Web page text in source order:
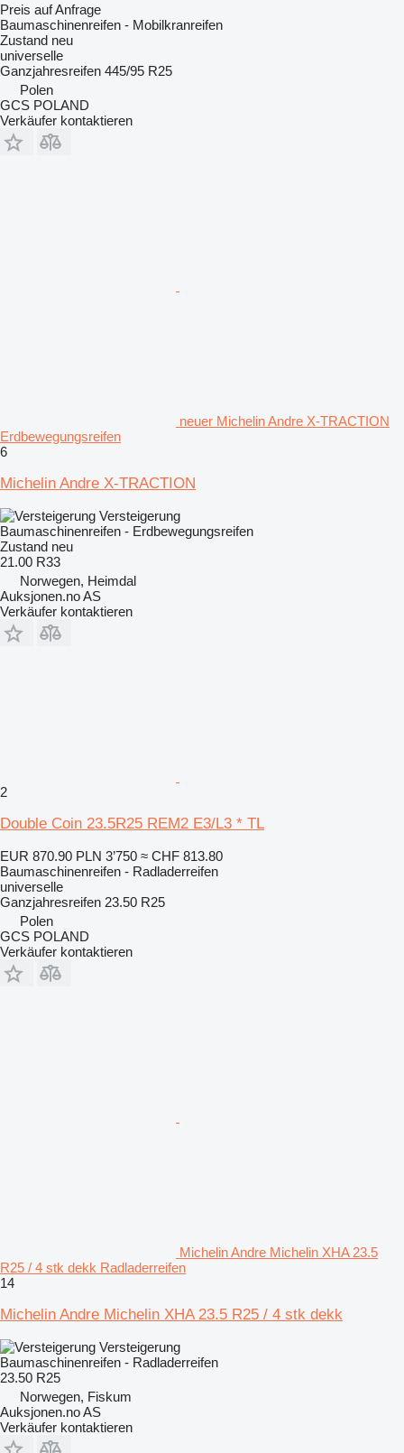
Preis auf Anfrage
Baumaschinenreifen - Mobilkranreifen
Zustand neu
universelle
Ganzjahresreifen 445/95 R25
Polen
GCS POLAND
Verkäufer kontaktieren
neuer Michelin Andre X-TRACTION
Erdbewegungsreifen
6
Michelin Andre X-TRACTION
Versteigerung
Baumaschinenreifen - Erdbewegungsreifen
Zustand neu
21.00 R33
Norwegen, Heimdal
Auksjonen.no AS
Verkäufer kontaktieren
2
Double Coin 23.5R25 REM2 E3/L3 * TL
EUR 870.90 PLN 3’750 ≈ CHF 813.80
Baumaschinenreifen - Radladerreifen
universelle
Ganzjahresreifen 23.50 R25
Polen
GCS POLAND
Verkäufer kontaktieren
Michelin Andre Michelin XHA 23.5
R25 / 4 stk dekk Radladerreifen
14
Michelin Andre Michelin XHA 23.5 R25 / 4 stk dekk
Versteigerung
Baumaschinenreifen - Radladerreifen
23.50 R25
Norwegen, Fiskum
Auksjonen.no AS
Verkäufer kontaktieren